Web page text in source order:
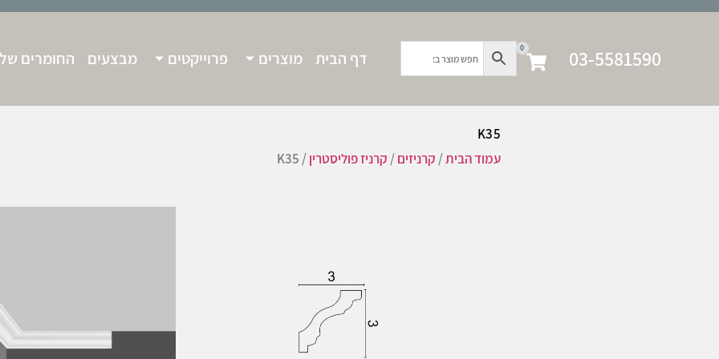
03-5581590
0
דף הבית מוצרים פרוייקטים מבצעים החומרים
K35
עמוד הבית/ קרניזים/ קרניז פוליסטרין/ K35